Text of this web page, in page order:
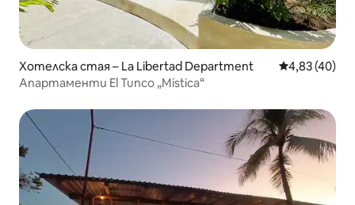
Хотелска стая – La Libertad Department Средна
4,83 (40)
Апартаменти El Tunco „Mística“